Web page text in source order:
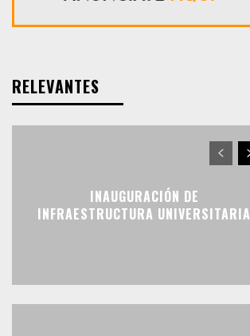
RELEVANTES
INAUGURACIÓN DE
INFRAESTRUCTURA UNIVERSITARIA